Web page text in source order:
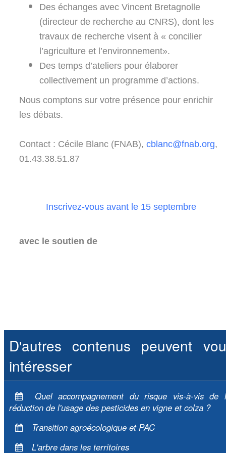
Des échanges avec Vincent Bretagnolle
(directeur de recherche au CNRS), dont les
travaux de recherche visent à « concilier
l’agriculture et l’environnement».
Des temps d’ateliers pour élaborer
collectivement un programme d’actions.
Nous comptons sur votre présence pour enrichir
les débats.
Contact : Cécile Blanc (FNAB), cblanc@fnab.org,
01.43.38.51.87
Inscrivez-vous avant le 15 septembre
avec le soutien de
D'autres contenus peuvent
intéresser
Quel accompagnement du risque vis-à-vis de
réduction de l'usage des pesticides en vigne et colza ?
Transition agroécologique et PAC
L'arbre dans les territoires